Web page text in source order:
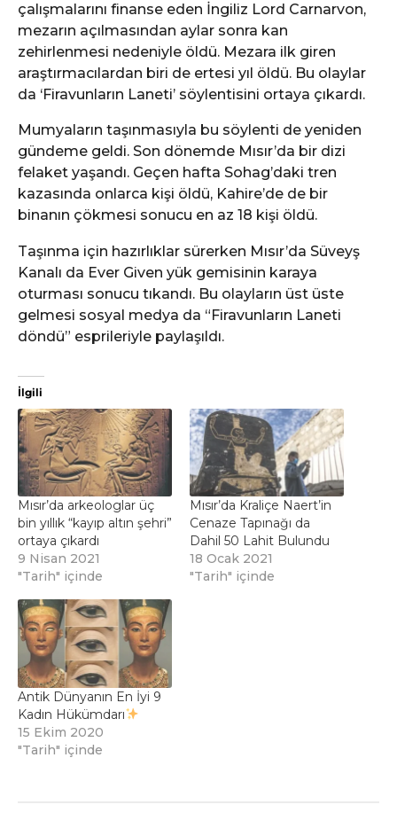
çalışmalarını finanse eden İngiliz Lord Carnarvon,
mezarın açılmasından aylar sonra kan
zehirlenmesi nedeniyle öldü. Mezara ilk giren
araştırmacılardan biri de ertesi yıl öldü. Bu olaylar
da ‘Firavunların Laneti’ söylentisini ortaya çıkardı.
Mumyaların taşınmasıyla bu söylenti de yeniden
gündeme geldi. Son dönemde Mısır’da bir dizi
felaket yaşandı. Geçen hafta Sohag’daki tren
kazasında onlarca kişi öldü, Kahire’de de bir
binanın çökmesi sonucu en az 18 kişi öldü.
Taşınma için hazırlıklar sürerken Mısır’da Süveyş
Kanalı da Ever Given yük gemisinin karaya
oturması sonucu tıkandı. Bu olayların üst üste
gelmesi sosyal medya da “Firavunların Laneti
döndü” esprileriyle paylaşıldı.
İlgili
Mısır’da arkeologlar üç
bin yıllık “kayıp altın şehri”
ortaya çıkardı
9 Nisan 2021
"Tarih" içinde
Mısır’da Kraliçe Naert’in
Cenaze Tapınağı da
Dahil 50 Lahit Bulundu
18 Ocak 2021
"Tarih" içinde
Antik Dünyanın En İyi 9
Kadın Hükümdarı
15 Ekim 2020
"Tarih" içinde